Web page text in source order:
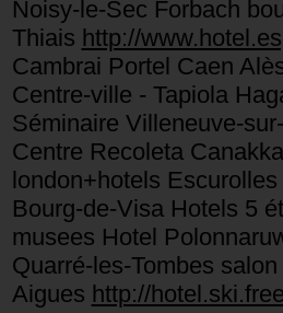
Noisy-le-Sec Forbach
Thiais http://
Cambrai Portel Caen
Centre-ville - Tapiola
Séminaire Villeneuve-
Centre Recoleta
london+hotels
Bourg-de-Visa Hotels 5
musees Hotel
Quarré-les-Tombes
Aigues http://